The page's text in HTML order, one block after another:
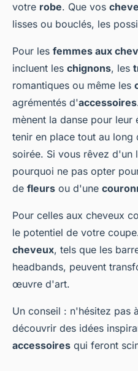
votre robe. Que vos
lisses ou bouclés, les
Pour les femmes aux
incluent les chignons, les
romantiques ou même les
agrémentés d'accessoires
mènent la danse pour leur
tenir en place tout au long
soirée. Si vous rêvez d'un
pourquoi ne pas opter
de fleurs ou d'une
Pour celles aux cheveux
le potentiel de votre
cheveux, tels que les
headbands, peuvent
œuvre d'art.
Un conseil : n'hésitez pas à
découvrir des idées
accessoires qui feront